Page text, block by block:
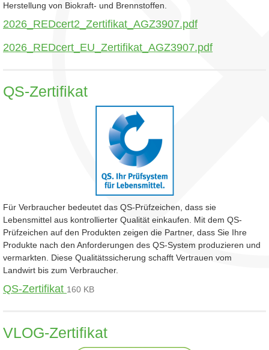
Herstellung von Biokraft- und Brennstoffen.
2026_REDcert2_Zertifikat_AGZ3907.pdf
2026_REDcert_EU_Zertifikat_AGZ3907.pdf
QS-Zertifikat
Für Verbraucher bedeutet das QS-Prüfzeichen, dass sie
Lebensmittel aus kontrollierter Qualität einkaufen. Mit dem QS-
Prüfzeichen auf den Produkten zeigen die Partner, dass Sie Ihre
Produkte nach den Anforderungen des QS-System produzieren und
vermarkten. Diese Qualitätssicherung schafft Vertrauen vom
Landwirt bis zum Verbraucher.
QS-Zertifikat 160 KB
VLOG-Zertifikat